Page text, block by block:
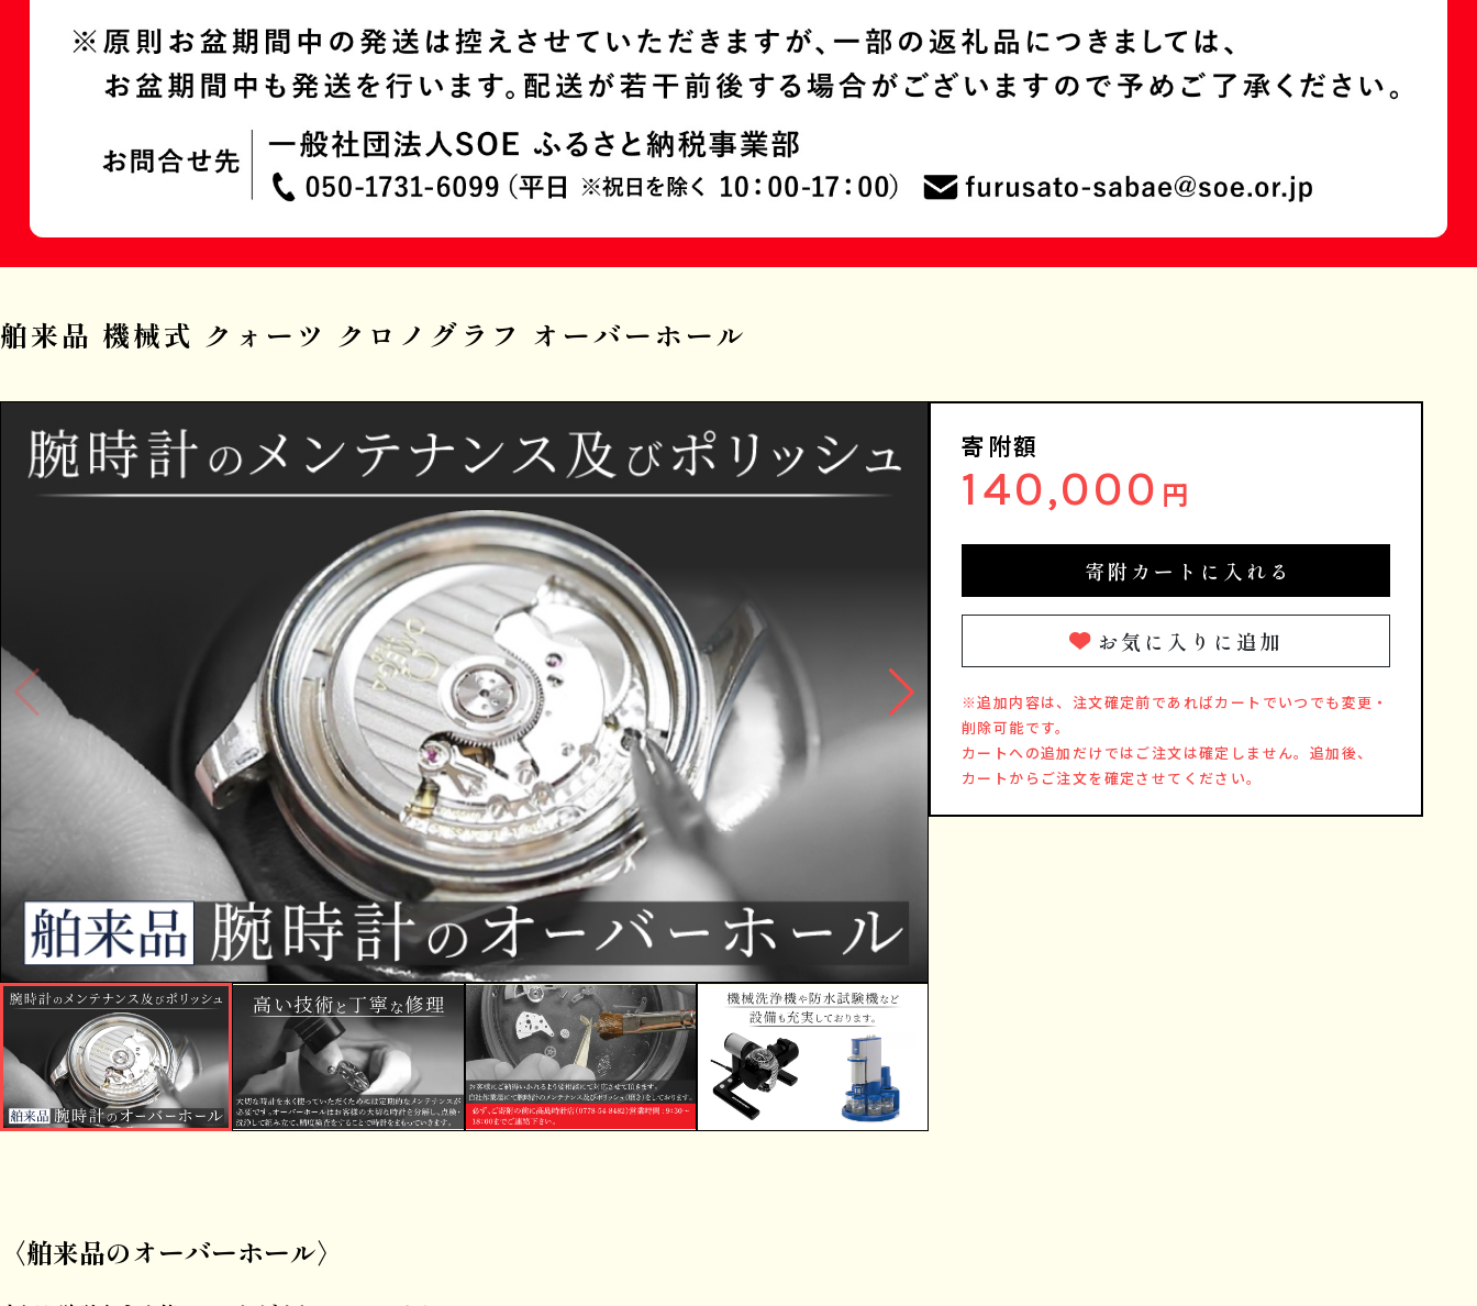
舶来品 機械式 クォーツ クロノグラフ オーバーホール
寄附額
140,000 円
寄附カートに入れる
お気に入りに追加
※追加内容は、注文確定前であればカートでいつでも変更・
削除可能です。
カートへの追加だけではご注文は確定しません。追加後、
カートからご注文を確定させてください。
〈舶来品のオーバーホール〉